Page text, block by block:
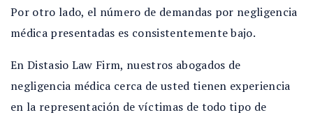
Por otro lado, el número de demandas por negligencia
médica presentadas es consistentemente bajo.
En Distasio Law Firm, nuestros abogados de
negligencia médica cerca de usted tienen experiencia
en la representación de víctimas de todo tipo de